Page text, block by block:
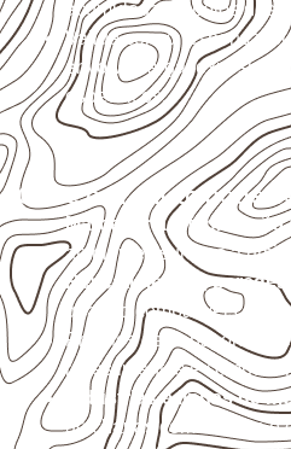
acumulada e apoios
Valide com o
envolva carga, exposição
específicos.
Onde o produto pode
Marcenaria e fabricação
ambientes sujeitos à
Revestimentos,
quando compatíveis com
Projetos de transporte
revestimentos e
Indústrias e linhas de
de chapas com formato e